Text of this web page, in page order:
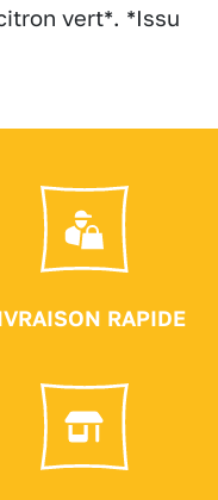
vert*. *Issu
RAPIDE